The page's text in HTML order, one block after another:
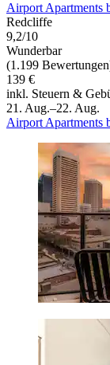
Airport Apartments
Redcliffe
9,2/10
Wunderbar
(1.199
139 €
inkl. Steuern &
21. Aug.–22. Aug.
Airport Apartments